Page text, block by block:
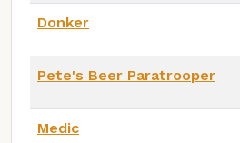
Donker
Pete's Beer Paratrooper
Medic